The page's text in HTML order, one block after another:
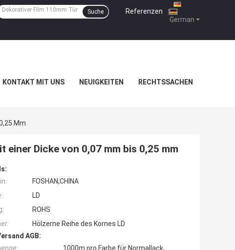
German
Referenzen |
Suche
KONTAKT MIT UNS NEUIGKEITEN RECHTSSACHEN
Mm
Dicke von 0,07 mm bis 0,25 mm
FOSHAN,CHINA
LD
ROHS
Hölzerne Reihe des Kornes LD
AGB:
1000m pro Farbe für Normallack,